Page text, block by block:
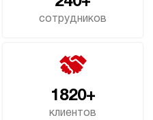
сотрудников
1820+
клиентов